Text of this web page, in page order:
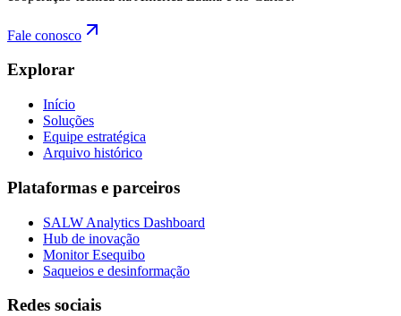
Fale conosco
Explorar
Início
Soluções
Equipe estratégica
Arquivo histórico
Plataformas e parceiros
SALW Analytics Dashboard
Hub de inovação
Monitor Esequibo
Saqueios e desinformação
Redes sociais